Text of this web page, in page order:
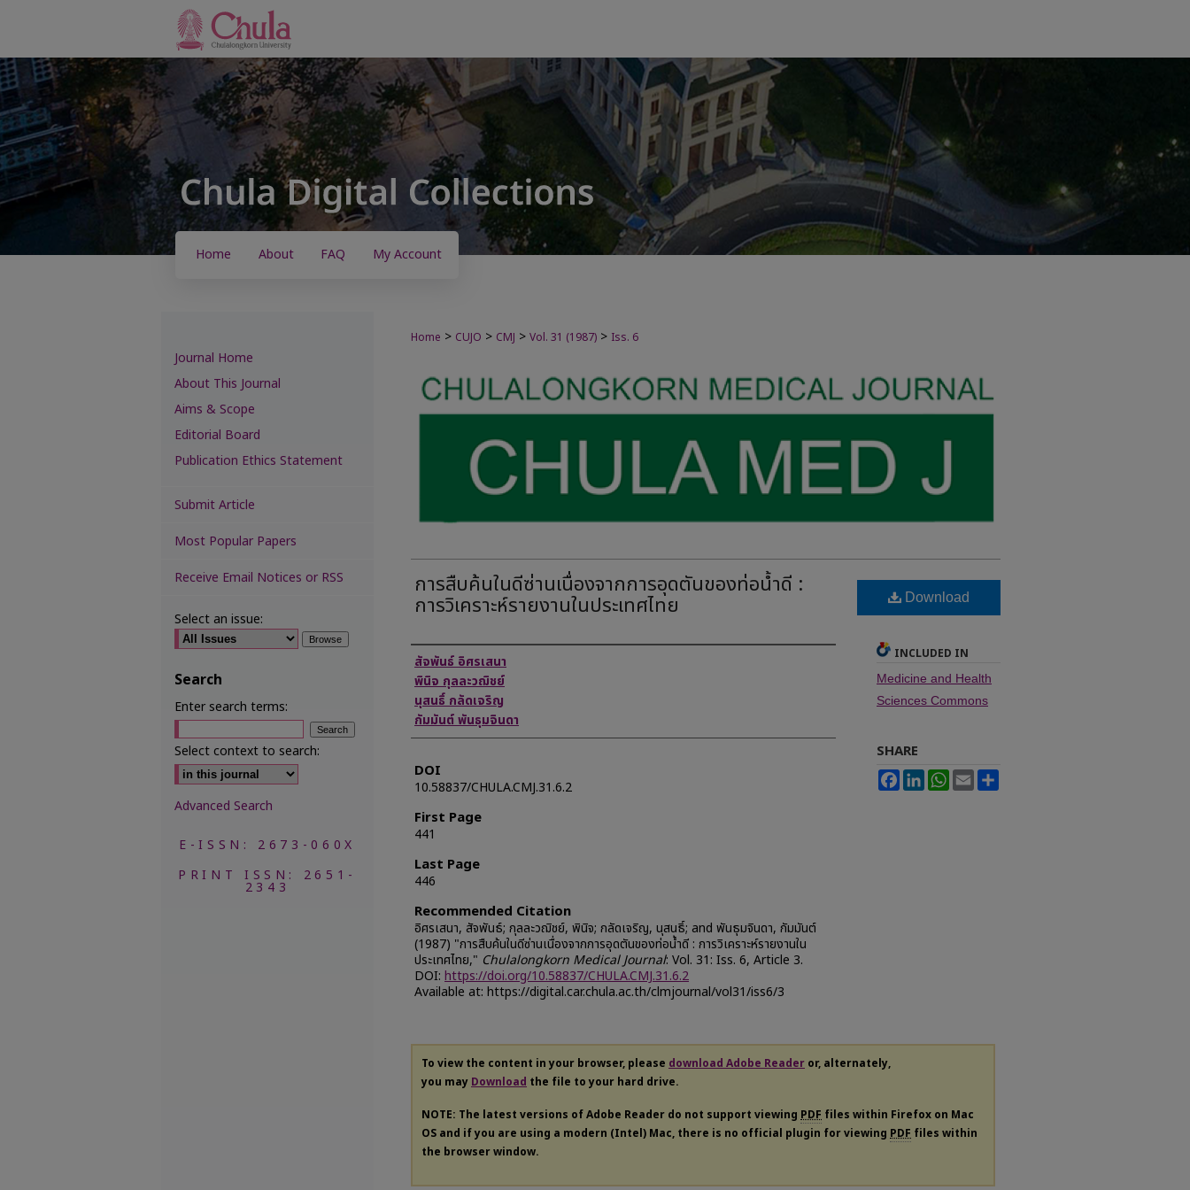
Home About FAQ My Account
Home > CUJO > CMJ > Vol. 31 (1987) > Iss. 6
การสืบค้นในดีซ่านเนื่องจากการอุดตันของท่อนํ้าดี :
การวิเคราะห์รายงานในประเทศไทย
Authors
สัจพันธ์ อิศรเสนา
พินิจ กุลละวฌิชย์
นุสนธิ์ กลัดเจริญ
กัมมันต์ พันธุมจินดา
DOI
10.58837/CHULA.CMJ.31.6.2
First Page
441
Last Page
446
Recommended Citation
อิศรเสนา, สัจพันธ์; กุลละวฌิชย์, พินิจ; กลัดเจริญ, นุสนธิ์; and พันธุมจินดา, กัมมันต์
(1987) "การสืบค้นในดีซ่านเนื่องจากการอุดตันของท่อนํ้าดี : การวิเคราะห์รายงานใน
ประเทศไทย," Chulalongkorn Medical Journal: Vol. 31: Iss. 6, Article 3.
DOI: https://doi.org/10.58837/CHULA.CMJ.31.6.2
Available at: https://digital.car.chula.ac.th/clmjournal/vol31/iss6/3
Download
INCLUDED IN
Medicine and Health
Sciences Commons
SHARE
FacebookLinkedInWhatsApp
Email
To view the content in your browser, please download Adobe Reader or, alternately,
you may Download the file to your hard drive.
NOTE: The latest versions of Adobe Reader do not support viewing PDF files within Firefox on Mac
OS and if you are using a modern (Intel) Mac, there is no official plugin for viewing PDF files within
the browser window.
Journal Home
About This Journal
Aims & Scope
Editorial Board
Publication Ethics Statement
Submit Article
Most Popular Papers
Receive Email Notices or RSS
Select an issue:
Search
Enter search terms:
Select context to search:
Advanced Search
E-ISSN: 2673-060X
PRINT ISSN: 2651-
2343